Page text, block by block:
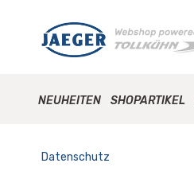
NEUHEITEN SHOPARTIKEL
Datenschutz